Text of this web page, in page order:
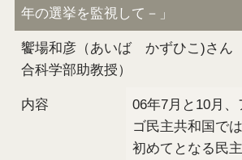
年の選挙を監視して－」
饗場和彦（あいば かずひこ)さん
合科学部助教授）
内容
06年7月と10月
ゴ民主共和国で
初めてとなる民